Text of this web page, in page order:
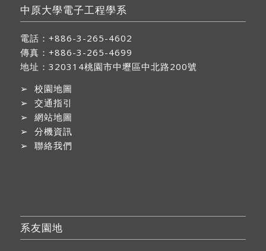
中原大學電子工程學系
電話：+886-3-265-4602
傳真：+886-3-265-4699
地址： 320314桃園市中壢區中北路200號
➢ 校園地圖
➢ 交通指引
➢ 網站地圖
➢ 分機資訊
➢ 聯絡我們
系友園地